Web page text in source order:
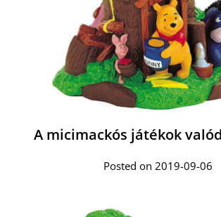
A micimackós játékok
Posted on 2019-09-06